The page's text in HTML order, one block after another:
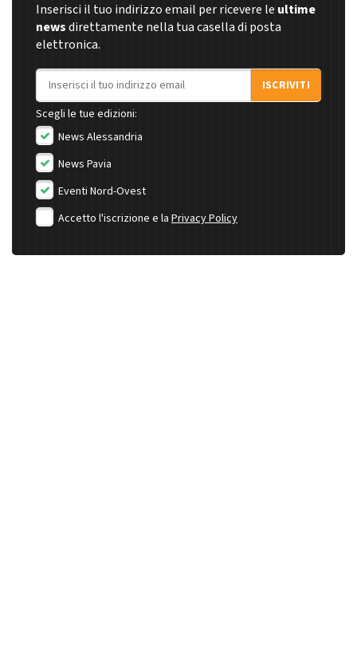
Inserisci il tuo indirizzo email per ricevere le ultime
newsdirettamente nella tua casella di posta
elettronica.
Indirizzo email
ISCRIVITI
Scegli le tue edizioni:
News Alessandria
News Pavia
Eventi Nord-Ovest
Accetto l'iscrizione e la Privacy Policy